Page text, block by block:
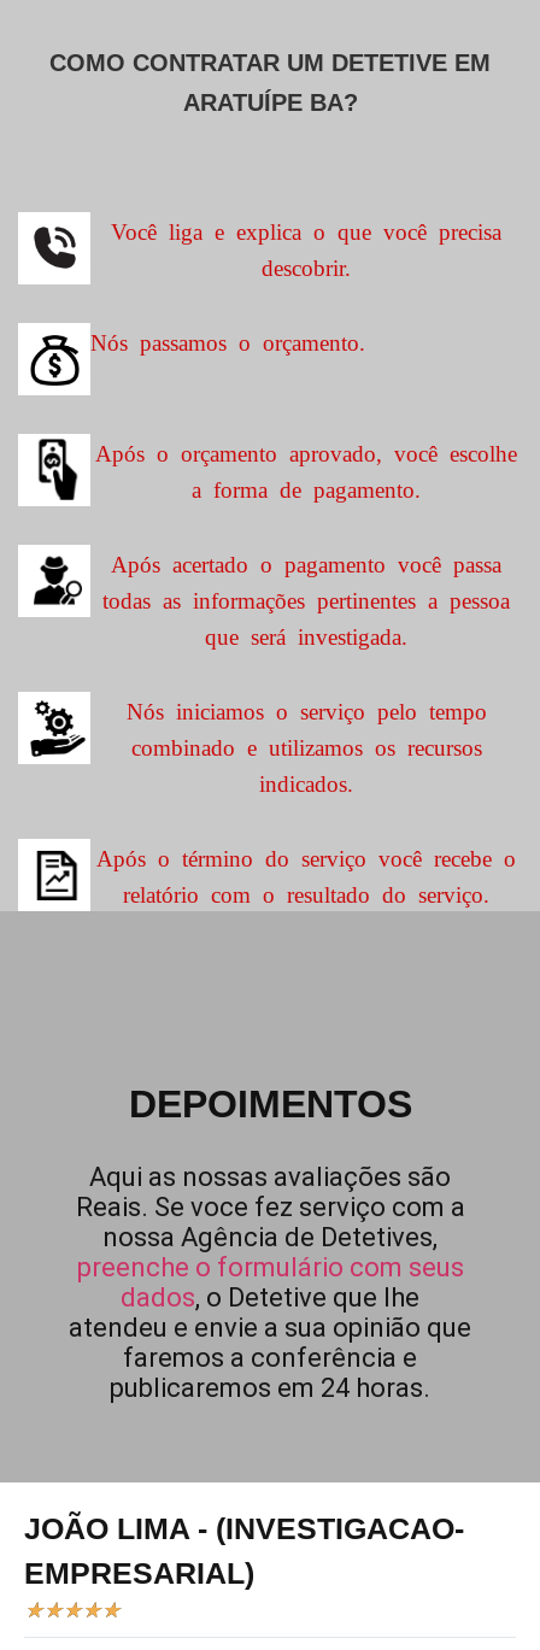
COMO CONTRATAR UM DETETIVE EM
ARATUÍPE BA?
Você liga e explica o que você precisa
descobrir.
Nós passamos o orçamento.
Após o orçamento aprovado, você escolhe
a forma de pagamento.
Após acertado o pagamento você passa
todas as informações pertinentes a pessoa
que será investigada.
Nós iniciamos o serviço pelo tempo
combinado e utilizamos os recursos
indicados.
Após o término do serviço você recebe o
relatório com o resultado do serviço.
DEPOIMENTOS
Aqui as nossas avaliações são
Reais. Se voce fez serviço com a
nossa Agência de Detetives,
preenche o formulário com seus
dados, o Detetive que lhe
atendeu e envie a sua opinião que
faremos a conferência e
publicaremos em 24 horas.
JOÃO LIMA - (INVESTIGACAO-
EMPRESARIAL)
★★★★★